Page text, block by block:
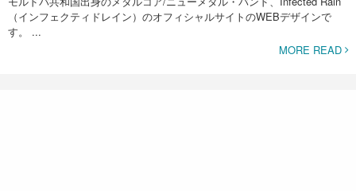
（インフェクティドレイン）のオフィシャルサイトのWEBデザインで
す。 ...
MORE READ